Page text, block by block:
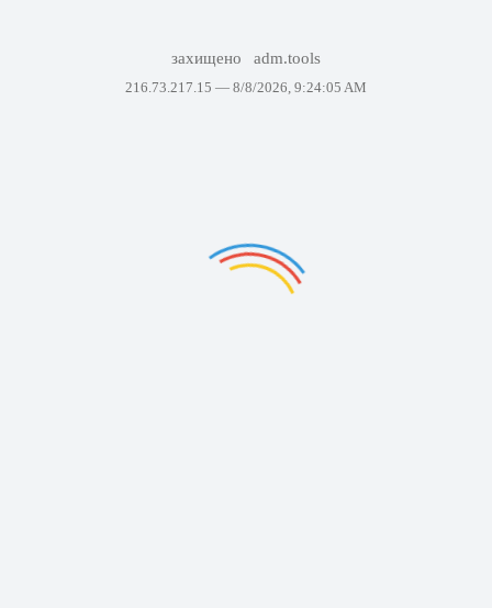
захищено adm.tools
216.73.217.15 — 8/8/2026, 9:24:05 AM